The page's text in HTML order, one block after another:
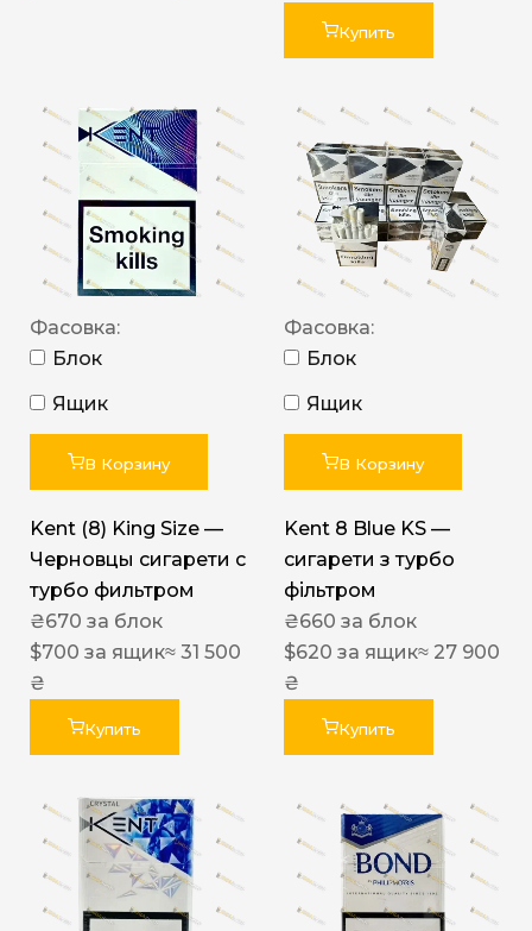
Купить
Фасовка:
Блок
Ящик
В Корзину
Kent (8) King Size —
Черновцы сигарети с
турбо фильтром
₴670 за блок
$700 за ящик≈ 31 500
₴
Купить
Фасовка:
Блок
Ящик
В Корзину
Kent 8 Blue KS —
сигарети з турбо
фільтром
₴660 за блок
$620 за ящик≈ 27 900
₴
Купить